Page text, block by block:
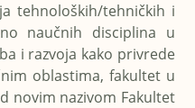
tehnoloških/tehničkih i
naučnih disciplina u
i razvoja kako privrede
oblastima, fakultet u
novim nazivom Fakultet